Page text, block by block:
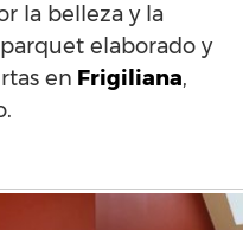
la belleza y la
elaborado y
en Frigiliana,